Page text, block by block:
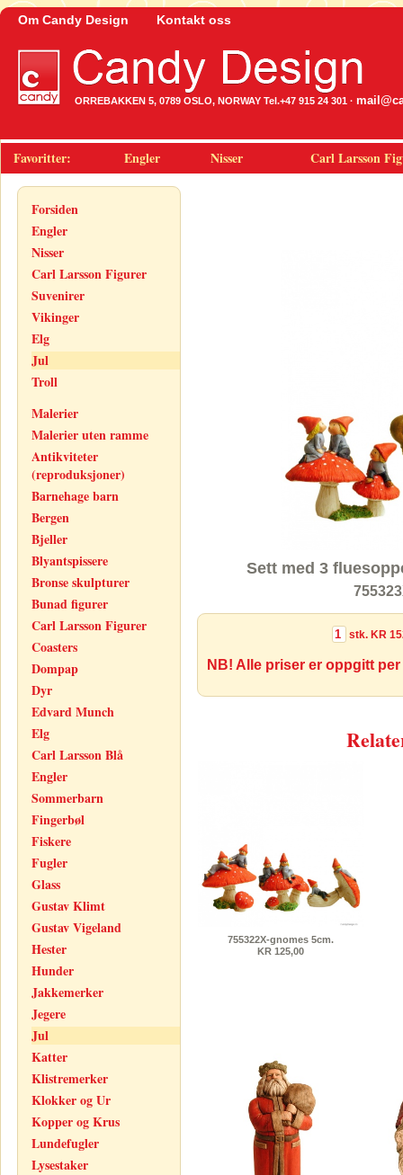
Om Candy Design Kontakt oss
ORREBAKKEN 5, 0789 OSLO, NORWAY Tel.+47 915 24 301 ·
Favoritter: Engler Nisser Carl Larsson
Forsiden
Engler
Nisser
Carl Larsson Figurer
Suvenirer
Vikinger
Elg
Jul
Troll
Malerier
Malerier uten ramme
Antikviteter
(reproduksjoner)
Barnehage barn
Bergen
Bjeller
Blyantspissere
Bronse skulpturer
Bunad figurer
Carl Larsson Figurer
Coasters
Dompap
Dyr
Edvard Munch
Elg
Carl Larsson Blå
Engler
Sommerbarn
Fingerbøl
Fiskere
Fugler
Glass
Gustav Klimt
Gustav Vigeland
Hester
Hunder
Jakkemerker
Jegere
Jul
Katter
Klistremerker
Klokker og Ur
Kopper og Krus
Lundefugler
Lysestaker
Sett med 3
stk. KR
NB! Alle priser er oppgitt
755322X-gnomes 5cm.
KR 125,00